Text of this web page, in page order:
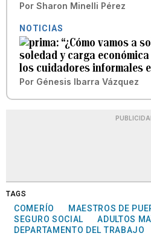
Por Sharon Minelli Pérez
NOTICIAS
“¿Cómo vamos a
soledad y carga
los cuidadores informales
Por Génesis Ibarra Vázquez
TAGS
COMERÍO
MAESTROS DE
SEGURO SOCIAL
ADULTOS
DEPARTAMENTO DEL TRABAJO